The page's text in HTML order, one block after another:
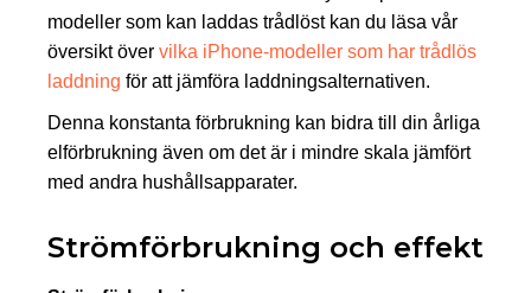
modeller som kan laddas trådlöst kan du läsa vår
översikt över vilka iPhone-modeller som har trådlös
laddning för att jämföra laddningsalternativen.
Denna konstanta förbrukning kan bidra till din årliga
elförbrukning även om det är i mindre skala jämfört
med andra hushållsapparater.
Strömförbrukning och effekt